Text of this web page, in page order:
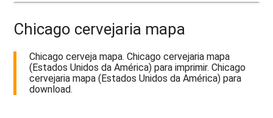
Chicago cervejaria mapa
Chicago cerveja mapa. Chicago cervejaria mapa
(Estados Unidos da América) para imprimir. Chicago
cervejaria mapa (Estados Unidos da América) para
download.